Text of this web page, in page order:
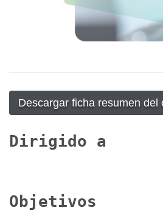
Descargar ficha resumen del
Dirigido a
Objetivos